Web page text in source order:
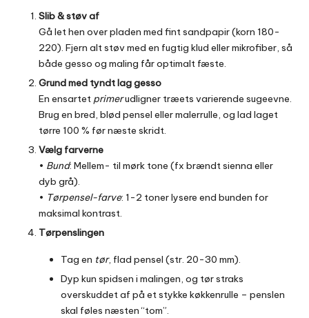
Slib & støv af
Gå let hen over pladen med fint sandpapir (korn 180-
220). Fjern alt støv med en fugtig klud eller mikrofiber, så
både gesso og maling får optimalt fæste.
Grund med tyndt lag gesso
En ensartet primerudligner træets varierende sugeevne.
Brug en bred, blød pensel eller malerrulle, og lad laget
tørre 100 % før næste skridt.
Vælg farverne
• Bund: Mellem- til mørk tone (fx brændt sienna eller
dyb grå).
• Tørpensel-farve: 1-2 toner lysere end bunden for
maksimal kontrast.
Tørpenslingen
Tag en tør, flad pensel (str. 20-30 mm).
Dyp kun spidsen i malingen, og tør straks
overskuddet af på et stykke køkkenrulle – penslen
skal føles næsten “tom”.